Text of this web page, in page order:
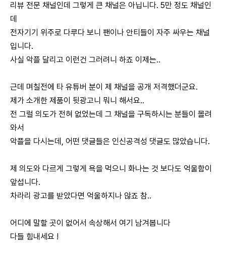
리뷰 전문 채널인데 그렇게 큰 채널은 아닙니다. 5만 정도 채널인
데
전자기기 위주로 다루다 보니 팬이나 안티들이 자주 싸우는 채널
입니다.
사실 악플 달리고 이런건 그러려니 하죠 이제는..
근데 며칠전에 타 유튜버 분이 제 채널을 공개 저격했더군요.
제가 소개한 제품이 뒷광고니 뭐니 해서요..
전 그럴 의도가 전혀 없었는데 그 채널을 구독하시는 분들이 몰려
와서
악플을 다시는데, 어떤 댓글들은 인신공격성 댓글도 많았습니다.
제 의도와 다르게 그렇게 욕을 먹으니 화나는 것 보다도 억울함이
앞섭니다.
차라리 광고를 받았다면 억울하지나 않죠 참..
어디에 말할 곳이 없어서 속상해서 여기 남겨봅니다
다들 힘내세요 !